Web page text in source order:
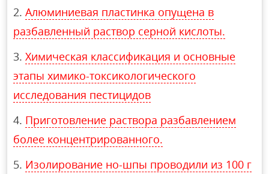
Алюминиевая пластинка опущена в
разбавленный раствор серной кислоты.
Химическая классификация и основные
этапы химико-токсикологического
исследования пестицидов
Приготовление раствора разбавлением
более концентрированного.
Изолирование но-шпы проводили из 100 г